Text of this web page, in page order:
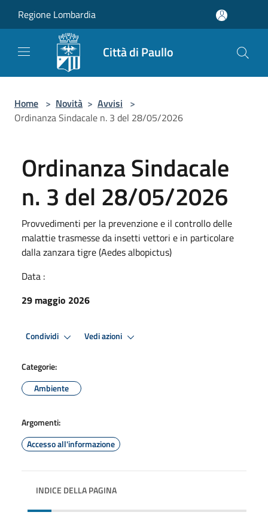
Regione Lombardia
Città di Paullo
Home > Novità > Avvisi >
Ordinanza Sindacale n. 3 del 28/05/2026
Ordinanza Sindacale
n. 3 del 28/05/2026
Provvedimenti per la prevenzione e il controllo delle
malattie trasmesse da insetti vettori e in particolare
dalla zanzara tigre (Aedes albopictus)
Data :
29 maggio 2026
Condividi Vedi azioni
Categorie:
Ambiente
Argomenti:
Accesso all'informazione
INDICE DELLA PAGINA